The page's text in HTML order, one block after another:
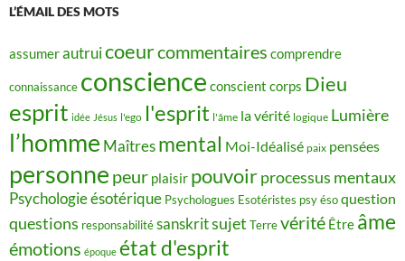
L’ÉMAIL DES MOTS
assumerautruicoeurcommentaires comprendre
connaissance conscience conscient corps Dieu
esprit idée Jésus l'ego l'esprit l'âme la vérité logique Lumière
l’homme Maîtres mental Moi-Idéalisé paix pensées
personne peur plaisir pouvoirprocessus mentaux
Psychologie ésotérique Psychologues Esotéristes psy ésoquestion
questions responsabilitésanskritsujet Terrevérité Être âme
émotions époque état d'esprit